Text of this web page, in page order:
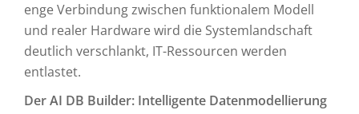
enge Verbindung zwischen funktionalem Modell
und realer Hardware wird die Systemlandschaft
deutlich verschlankt, IT-Ressourcen werden
entlastet.
Der AI DB Builder: Intelligente Datenmodellierung